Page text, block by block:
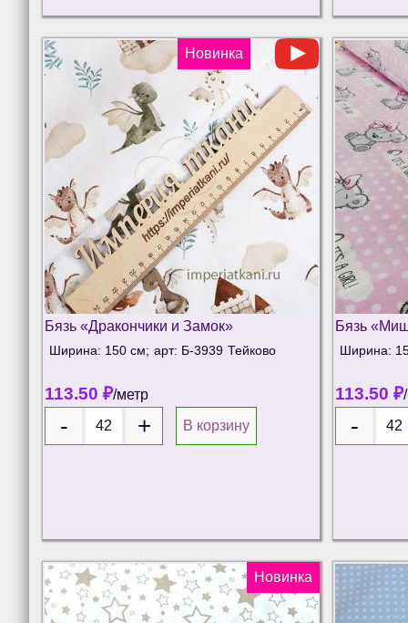
Новинка
Бязь «Дракончики и Замок»
Ширина: 150 см; арт: Б-3939 Тейково
113.50 ₽/метр
В корзину
Бязь
Ширина:
113.50 ₽
Новинка